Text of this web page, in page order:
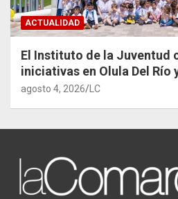
ACTUALIDAD
El Instituto de la Juventud
iniciativas en Olula Del Río
agosto 4, 2026 LC